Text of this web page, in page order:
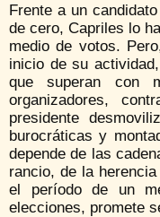
Frente a un
de cero, Capriles lo
medio de votos.
inicio de su
que superan con
organizadores,
presidente
burocráticas y
depende de las
rancio, de la
el período de un
elecciones, promete